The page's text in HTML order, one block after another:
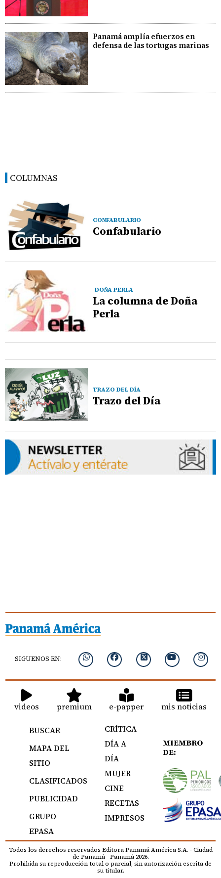
Panamá amplía efuerzos en
defensa de las tortugas marinas
COLUMNAS
CONFABULARIO
Confabulario
DOÑA PERLA
La columna de Doña
Perla
TRAZO DEL DÍA
Trazo del Día
SIGUENOS EN:
videos premium e-papper mis noticias
BUSCAR
MAPA DEL
SITIO
CLASIFICADOS
PUBLICIDAD
GRUPO
EPASA
CRÍTICA
DÍA A
DÍA
MUJER
CINE
RECETAS
IMPRESOS
MIEMBRO
DE:
Todos los derechos reservados Editora Panamá América S.A. - Ciudad
de Panamá - Panamá 2026.
Prohibida su reproducción total o parcial, sin autorización escrita de
su titular.